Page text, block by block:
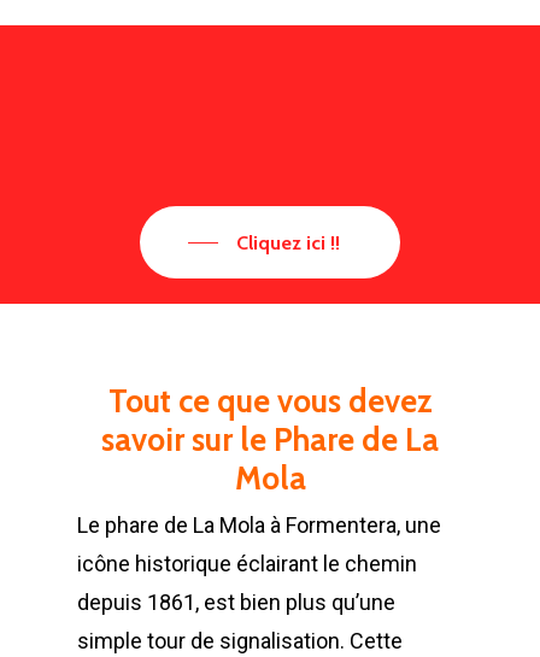
Cliquez ici !!
Tout ce que vous devez
savoir sur le Phare de La
Mola
Le phare de La Mola à Formentera, une
icône historique éclairant le chemin
depuis 1861, est bien plus qu’une
simple tour de signalisation. Cette